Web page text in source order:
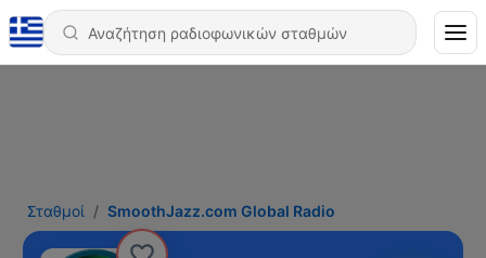
Σταθμοί SmoothJazz.com Global Radio